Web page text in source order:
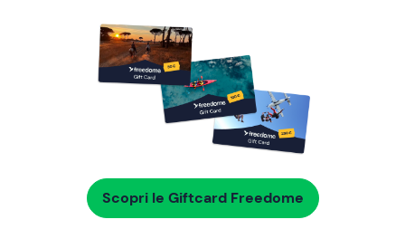
Scopri le Giftcard Freedome